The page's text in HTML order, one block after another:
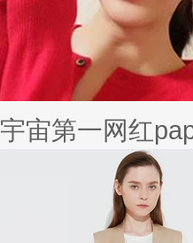
宇宙第一网红